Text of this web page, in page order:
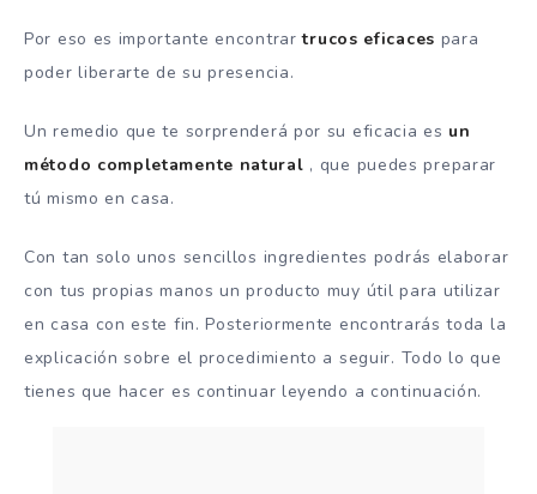
Por eso es importante encontrartrucos eficaces para
poder liberarte de su presencia.
Un remedio que te sorprenderá por su eficacia es un
método completamente natural , que puedes preparar
tú mismo en casa.
Con tan solo unos sencillos ingredientes podrás elaborar
con tus propias manos un producto muy útil para utilizar
en casa con este fin. Posteriormente encontrarás toda la
explicación sobre el procedimiento a seguir. Todo lo que
tienes que hacer es continuar leyendo a continuación.